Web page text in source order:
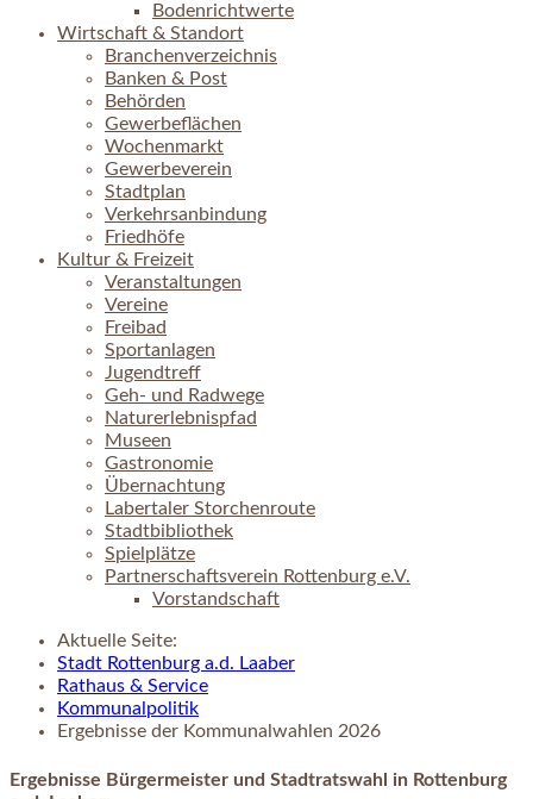
Bodenrichtwerte
Wirtschaft & Standort
Branchenverzeichnis
Banken & Post
Behörden
Gewerbeflächen
Wochenmarkt
Gewerbeverein
Stadtplan
Verkehrsanbindung
Friedhöfe
Kultur & Freizeit
Veranstaltungen
Vereine
Freibad
Sportanlagen
Jugendtreff
Geh- und Radwege
Naturerlebnispfad
Museen
Gastronomie
Übernachtung
Labertaler Storchenroute
Stadtbibliothek
Spielplätze
Partnerschaftsverein Rottenburg e.V.
Vorstandschaft
Aktuelle Seite:
Stadt Rottenburg a.d. Laaber
Rathaus & Service
Kommunalpolitik
Ergebnisse der Kommunalwahlen 2026
Ergebnisse Bürgermeister und Stadtratswahl in Rottenburg